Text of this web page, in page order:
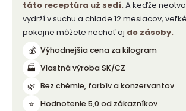
táto receptúra už sedí. A keďže
vydrží v suchu a chlade 12 mesiacov,
pokojne môžete nechať aj do zásoby.
💰 Výhodnejšia cena za kilogram
🏭 Vlastná výroba SK/CZ
🌿 Bez chémie, farbív a konzervantov
⭐ Hodnotenie 5,0 od zákazníkov